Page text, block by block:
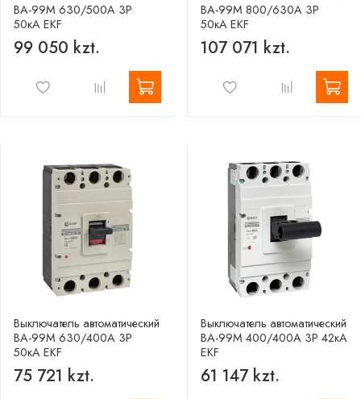
ВА-99М 630/500А 3P
50кА EKF
99 050 kzt.
ВА-99М 800/630А 3P
50кА EKF
107 071 kzt.
Выключатель автоматический
ВА-99М 630/400А 3P
50кА EKF
75 721 kzt.
Выключатель автоматический
ВА-99М 400/400А 3P 42кА
EKF
61 147 kzt.